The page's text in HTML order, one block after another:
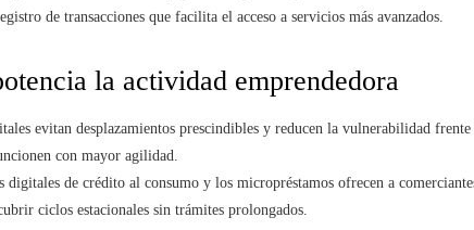
de transacciones que facilita el acceso a servicios más avanzados.
la actividad emprendedora
evitan desplazamientos prescindibles y reducen la vulnerabilidad frente
con mayor agilidad.
digitales de crédito al consumo y los micropréstamos ofrecen a
ciclos estacionales sin trámites prolongados.